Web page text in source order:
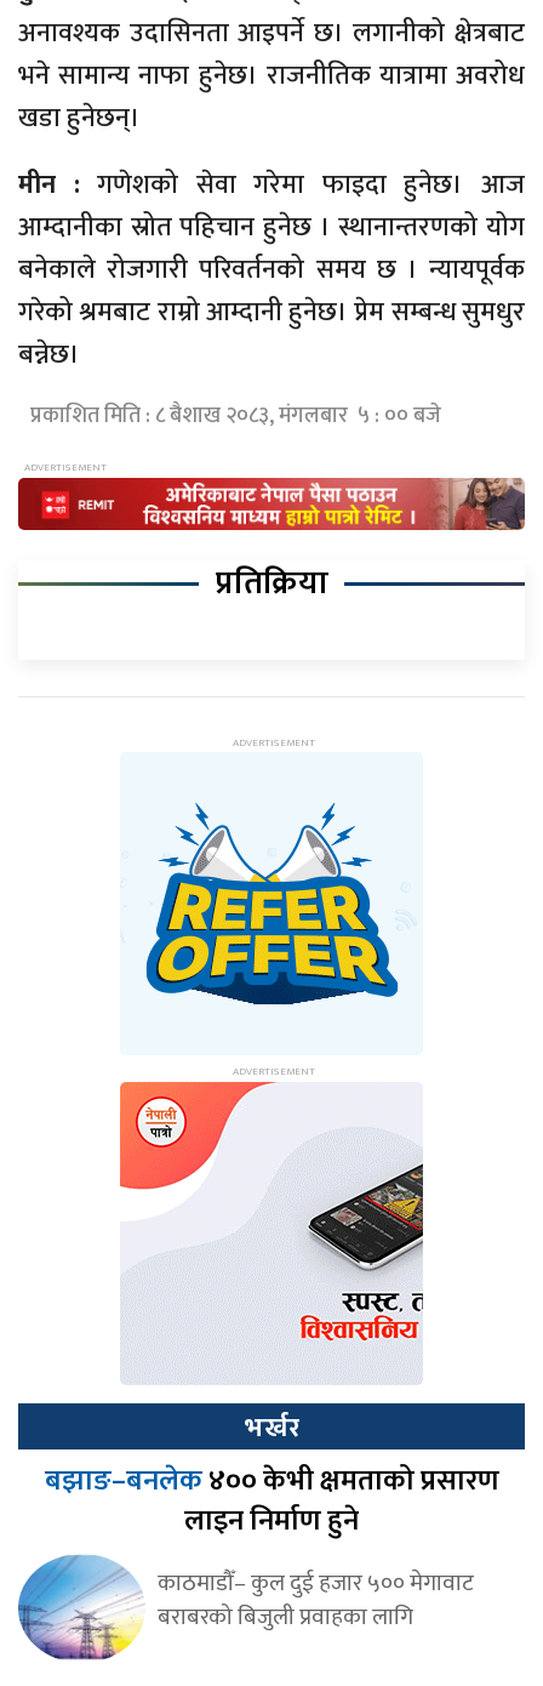
अनावश्यक उदासिनता आइपर्ने छ। लगानीको क्षेत्रबाट
भने सामान्य नाफा हुनेछ। राजनीतिक यात्रामा अवरोध
खडा हुनेछन्।
मीन :गणेशको सेवा गरेमा फाइदा हुनेछ। आज
आम्दानीका स्रोत पहिचान हुनेछ । स्थानान्तरणको योग
बनेकाले रोजगारी परिवर्तनको समय छ । न्यायपूर्वक
गरेको श्रमबाट राम्रो आम्दानी हुनेछ। प्रेम सम्बन्ध सुमधुर
बन्नेछ।
प्रकाशित मिति : ८ बैशाख २०८३, मंगलबार ५ : ०० बजे
प्रतिक्रिया
भर्खर
बझाङ–बनलेक४०० केभी क्षमताको प्रसारण
लाइन निर्माण हुने
काठमाडौँ– कुल दुई हजार ५०० मेगावाट
बराबरको बिजुली प्रवाहका लागि